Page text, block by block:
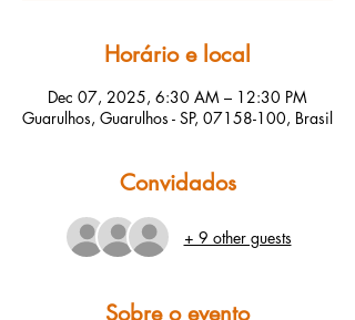
Horário e local
Dec 07, 2025, 6:30 AM – 12:30 PM
Guarulhos, Guarulhos - SP, 07158-100, Brasil
Convidados
+ 9 other guests
Sobre o evento